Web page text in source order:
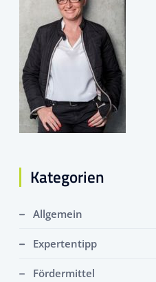
Kategorien
Allgemein
Expertentipp
Fördermittel